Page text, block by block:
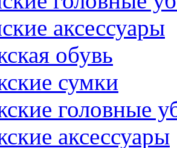
аксессуары
обувь
сумки
головные
аксессуары